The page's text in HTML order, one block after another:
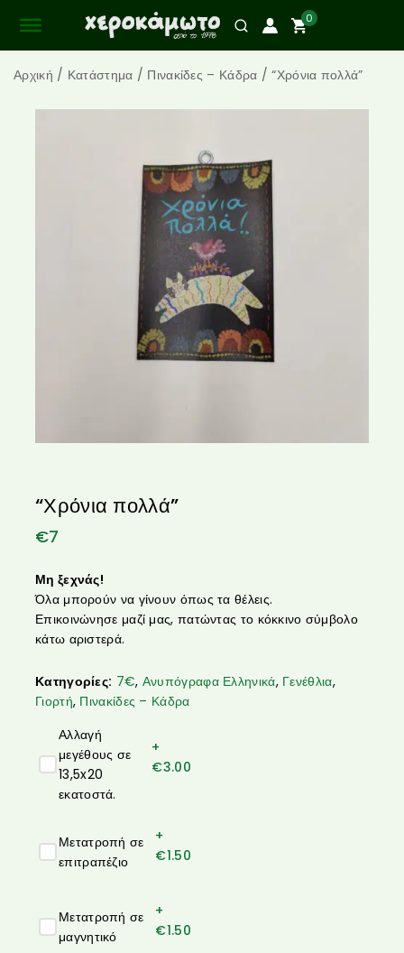
0
Αρχική / Κατάστημα / Πινακίδες – Κάδρα / “Χρόνια πολλά”
“Χρόνια πολλά”
€7
Μη ξεχνάς!
Όλα μπορούν να γίνουν όπως τα θέλεις.
Επικοινώνησε μαζί μας, πατώντας το κόκκινο σύμβολο
κάτω αριστερά.
Κατηγορίες: 7€, Ανυπόγραφα Ελληνικά, Γενέθλια,
Γιορτή, Πινακίδες – Κάδρα
Αλλαγή
μεγέθους σε
13,5x20
εκατοστά.
+
€3.00
Μετατροπή σε
επιτραπέζιο
+
€1.50
Μετατροπή σε
μαγνητικό
+
€1.50